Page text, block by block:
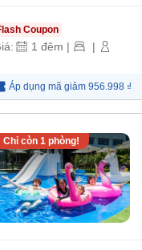
Coupon
1 đêm | |
Áp dụng mã giảm 956.998 ₫
Chỉ còn 1phòng!